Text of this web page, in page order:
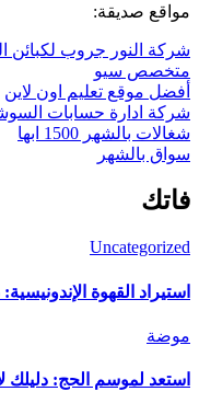
مواقع صديقة:
شركة النور جروب لكبائن
متخصص سيو
أفضل موقع تعليم اون لاين
شركة ادارة حسابات
شغالات بالشهر 1500 ابها
سواق بالشهر
فاتك
Uncategorized
استيراد القهوة
موضة
استعد لموسم الحج: دليلك